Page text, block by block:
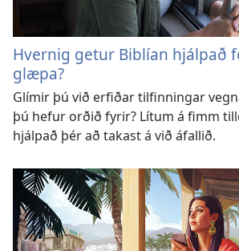
Hvernig getur Biblían hjálpað
glæpa?
Glímir þú við erfiðar tilfinningar
þú hefur orðið fyrir? Lítum á fimm
hjálpað þér að takast á við áfallið.